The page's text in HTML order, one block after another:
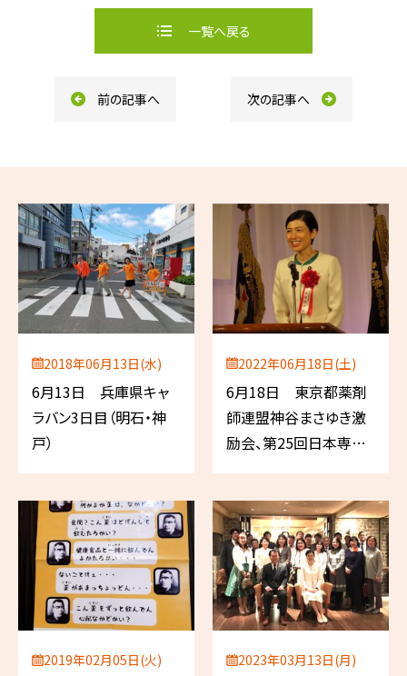
e
o
e
一覧へ戻る
前の記事へ 次の記事へ
2018年06月13日(水)
6月13日 兵庫県キャ
ラバン3日目（明石・神
戸）
2022年06月18日(土)
6月18日 東京都薬剤
師連盟神谷まさゆき激
励会、第25回日本専門
2019年02月05日(火) 2023年03月13日(月)